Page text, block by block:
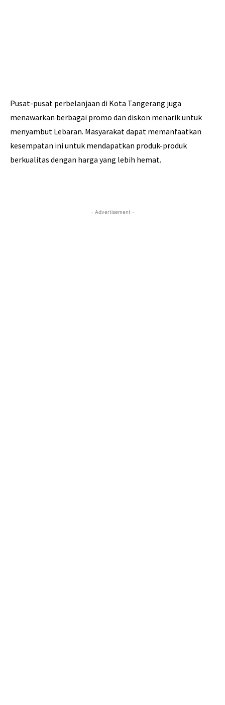
Pusat-pusat perbelanjaan di Kota Tangerang juga
menawarkan berbagai promo dan diskon menarik untuk
menyambut Lebaran. Masyarakat dapat memanfaatkan
kesempatan ini untuk mendapatkan produk-produk
berkualitas dengan harga yang lebih hemat.
- Advertisement -